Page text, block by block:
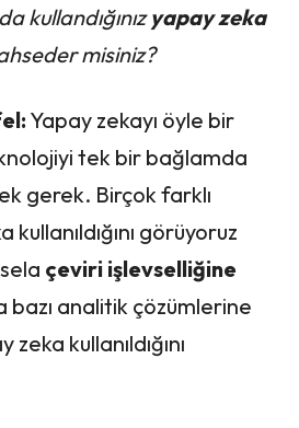
kullandığınızyapay zeka
misiniz?
Yapay zekayı öyle bir
tek bir bağlamda
gerek. Birçok farklı
görüyoruz
çeviri işlevselliğine
bazı analitik çözümlerine
zeka kullanıldığını